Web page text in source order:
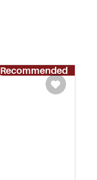
Recommended